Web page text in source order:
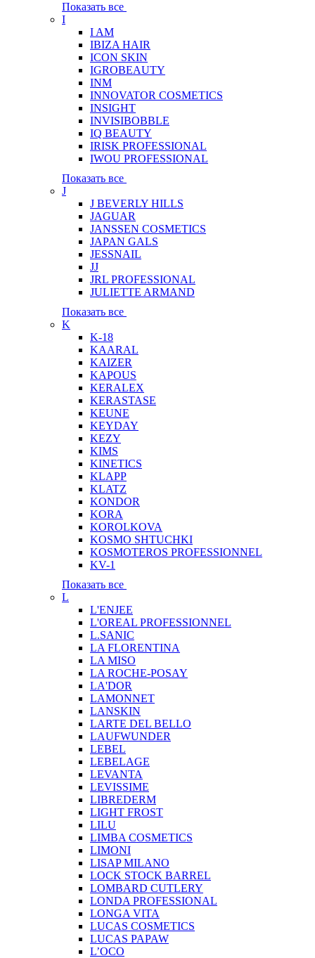
Показать все
I
I AM
IBIZA HAIR
ICON SKIN
IGROBEAUTY
INM
INNOVATOR COSMETICS
INSIGHT
INVISIBOBBLE
IQ BEAUTY
IRISK PROFESSIONAL
IWOU PROFESSIONAL
Показать все
J
J BEVERLY HILLS
JAGUAR
JANSSEN COSMETICS
JAPAN GALS
JESSNAIL
JJ
JRL PROFESSIONAL
JULIETTE ARMAND
Показать все
K
K-18
KAARAL
KAIZER
KAPOUS
KERALEX
KERASTASE
KEUNE
KEYDAY
KEZY
KIMS
KINETICS
KLAPP
KLATZ
KONDOR
KORA
KOROLKOVA
KOSMO SHTUCHKI
KOSMOTEROS PROFESSIONNEL
KV-1
Показать все
L
L'ENJEE
L'OREAL PROFESSIONNEL
L.SANIC
LA FLORENTINA
LA MISO
LA ROCHE-POSAY
LA'DOR
LAMONNET
LANSKIN
LARTE DEL BELLO
LAUFWUNDER
LEBEL
LEBELAGE
LEVANTA
LEVISSIME
LIBREDERM
LIGHT FROST
LILU
LIMBA COSMETICS
LIMONI
LISAP MILANO
LOCK STOCK BARREL
LOMBARD CUTLERY
LONDA PROFESSIONAL
LONGA VITA
LUCAS COSMETICS
LUCAS PAPAW
L’OCO